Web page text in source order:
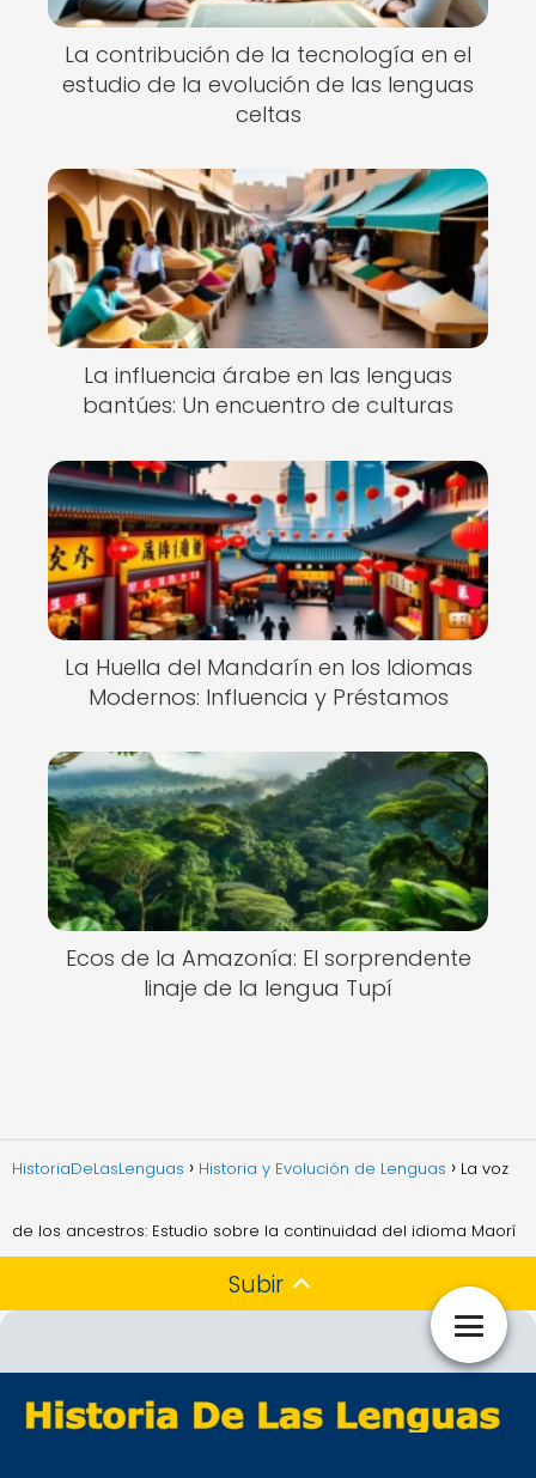
La contribución de la tecnología en el
estudio de la evolución de las lenguas
celtas
La influencia árabe en las lenguas
bantúes: Un encuentro de culturas
La Huella del Mandarín en los Idiomas
Modernos: Influencia y Préstamos
Ecos de la Amazonía: El sorprendente
linaje de la lengua Tupí
HistoriaDeLasLenguas Historia y Evolución de Lenguas La voz
de los ancestros: Estudio sobre la continuidad del idioma Maorí
Subir